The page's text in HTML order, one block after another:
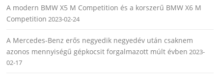
A modern BMW X5 M Competition és a korszerű BMW X6 M
Competition 2023-02-24
A Mercedes-Benz erős negyedik negyedév után csaknem
azonos mennyiségű gépkocsit forgalmazott múlt évben 2023-
02-17